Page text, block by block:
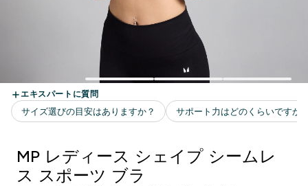
MP レディース シェイプ シームレ
ス スポーツ ブラ